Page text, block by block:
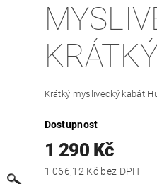
Krátký myslivecký kabát
Dostupnost
1 290 Kč
1 066,12 Kč bez DPH